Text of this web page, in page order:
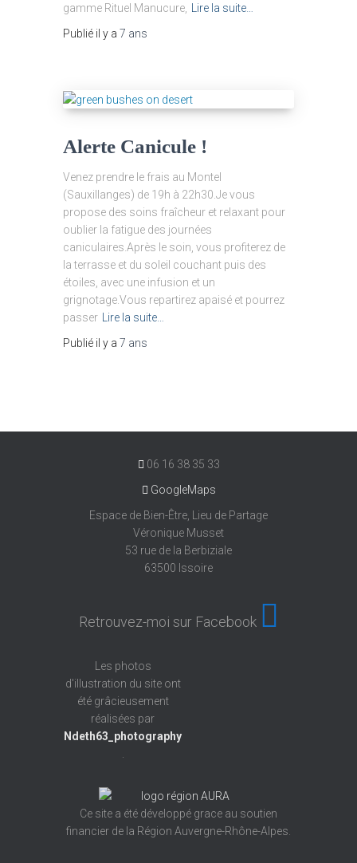
gamme Rituel Manucure,
Lire la suite…
Publié il y a 7 ans
Alerte Canicule !
Venez prendre le frais au Montel
(Sauxillanges) de 19h à 22h30.Je vous
propose des soins fraîcheur et relaxant pour
oublier la fatigue des journées
caniculaires.Après le soin, vous profiterez de
la terrasse et du soleil couchant puis des
étoiles, avec une infusion et un
grignotage.Vous repartirez apaisé et pourrez
passer
Lire la suite…
Publié il y a 7 ans
06 16 38 35 33
GoogleMaps
Espace de Bien-Être, Lieu de Partage
Véronique Musset
53 rue de la Berbiziale
63500 Issoire
Retrouvez-moi sur Facebook
Les photos
d'illustration du site ont
été grâcieusement
réalisées par
Ndeth63_photography
Ce site a été développé grace au soutien
financier de la Région Auvergne-Rhône-Alpes.